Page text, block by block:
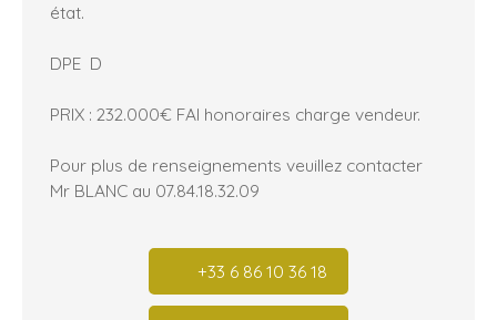
état.
DPE D
PRIX : 232.000€ FAI honoraires charge vendeur.
Pour plus de renseignements veuillez contacter
Mr BLANC au 07.84.18.32.09
+33 6 86 10 36 18